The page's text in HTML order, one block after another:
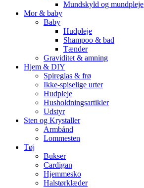
Mundskyld og mundpleje
Mor & baby
Baby
Hudpleje
Shampoo & bad
Tænder
Graviditet & amning
Hjem & DIY
Spireglas & frø
Ikke-spiselige urter
Hudpleje
Husholdningsartikler
Udstyr
Sten og Krystaller
Armbånd
Lommesten
Tøj
Bukser
Cardigan
Hjemmesko
Halstørklæder